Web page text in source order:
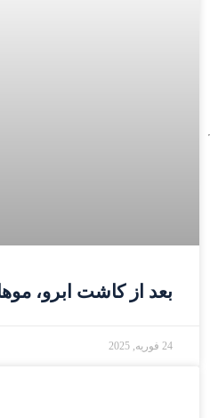
بعد از کاشت ابرو،
24 فوریه, 2025